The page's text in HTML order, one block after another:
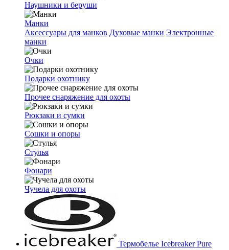
Наушники и беруши
Манки
Аксессуары для манков Духовые манки Электронные
манки
Очки
Подарки охотнику
Прочее снаряжение для охоты
Рюкзаки и сумки
Сошки и опоры
Стулья
Фонари
Чучела для охоты
Термобелье Icebreaker Pure